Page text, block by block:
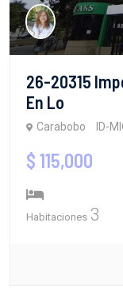
26-20315
En Lo
Carabobo ID-
$ 115,000
Habitaciones 3